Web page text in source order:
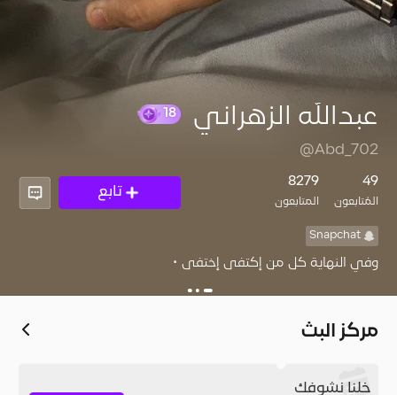
عبدالله الزهراني
@Abd_702
49
المُتابعون
8279
المتابعون
تابع
وفي النهاية كل من إكتفى إختفى •
مركز البث
خلنا نشوفك